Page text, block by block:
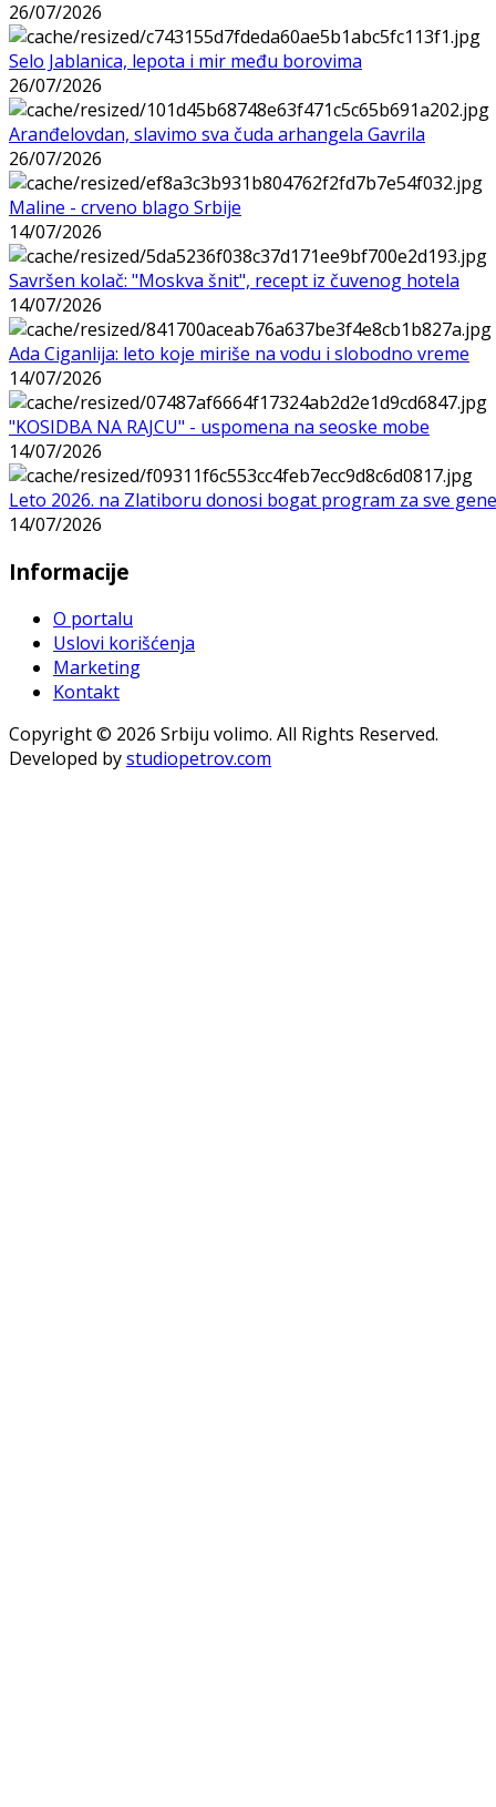
26/07/2026
Selo Jablanica, lepota i mir među borovima
26/07/2026
Aranđelovdan, slavimo sva čuda arhangela Gavrila
26/07/2026
Maline - crveno blago Srbije
14/07/2026
Savršen kolač: "Moskva šnit", recept iz čuvenog hotela
14/07/2026
Ada Ciganlija: leto koje miriše na vodu i slobodno vreme
14/07/2026
"KOSIDBA NA RAJCU" - uspomena na seoske mobe
14/07/2026
Leto 2026. na Zlatiboru donosi bogat program za sve
14/07/2026
Informacije
O portalu
Uslovi korišćenja
Marketing
Kontakt
Copyright © 2026 Srbiju volimo. All Rights Reserved.
Developed bystudiopetrov.com